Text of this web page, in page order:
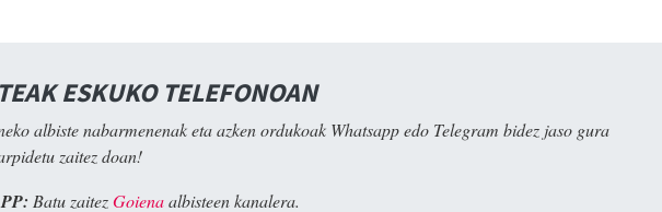
ESKUKO TELEFONOAN
albiste nabarmenenak eta azken ordukoak Whatsapp edo Telegram bidez jaso gura
zaitez doan!
Batu zaitezGoienaalbisteen kanalera.